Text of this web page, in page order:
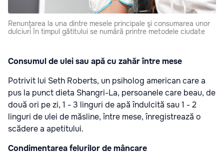
Renunţarea la una dintre mesele principale şi consumarea unor
dulciuri în timpul gătitului se numără printre metodele ciudate
Consumul de ulei sau apă cu zahăr între mese
Potrivit lui Seth Roberts, un psiholog american care a
pus la punct dieta Shangri-La, persoanele care beau, de
două ori pe zi, 1 - 3 linguri de apă îndulcită sau 1 - 2
linguri de ulei de măsline, între mese, înregistrează o
scădere a apetitului.
Condimentarea felurilor de mâncare